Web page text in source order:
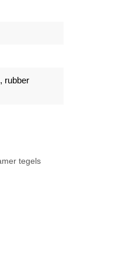
, rubber
tegels